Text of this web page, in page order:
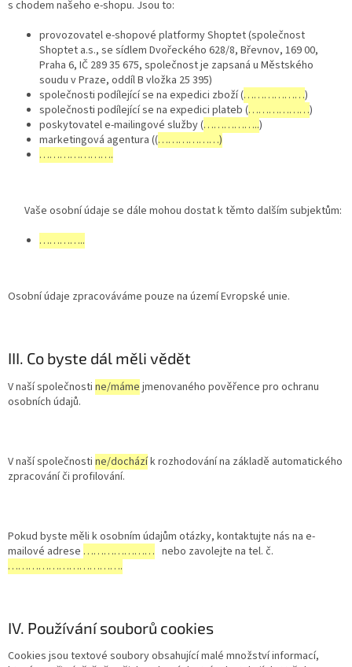
s chodem našeho e-shopu. Jsou to:
provozovatel e-shopové platformy Shoptet (společnost
Shoptet a.s., se sídlem Dvořeckého 628/8, Břevnov, 169 00,
Praha 6, IČ 289 35 675, společnost je zapsaná u Městského
soudu v Praze, oddíl B vložka 25 395)
společnosti podílející se na expedici zboží (………………)
společnosti podílející se na expedici plateb (………………)
poskytovatel e-mailingové služby (……………..)
marketingová agentura ((………………)
………………….
Vaše osobní údaje se dále mohou dostat k těmto dalším subjektům:
…………..
Osobní údaje zpracováváme pouze na území Evropské unie.
III. Co byste dál měli vědět
V naší společnosti ne/máme jmenovaného pověřence pro ochranu
osobních údajů.
V naší společnosti ne/docházík rozhodování na základě automatického
zpracování či profilování.
Pokud byste měli k osobním údajům otázky, kontaktujte nás na e-
mailové adrese ………………… nebo zavolejte na tel. č.
…………………………….
IV. Používání souborů cookies
Cookies jsou textové soubory obsahující malé množství informací,